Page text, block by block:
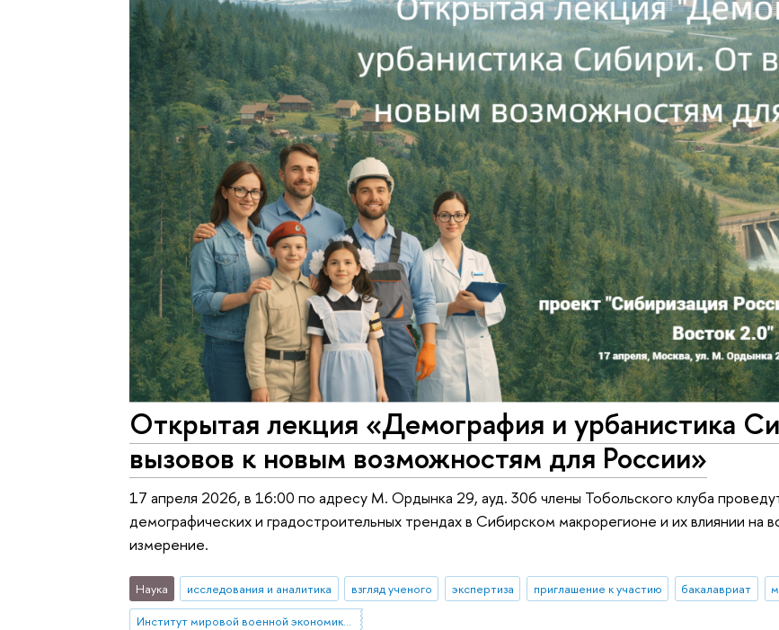
Открытая лекция «Демография и урбанистика
вызовов к новым возможностям для России»
17 апреля 2026, в 16:00 по адресу М. Ордынка 29, ауд. 306 члены Тобольского клуба
демографических и градостроительных трендах в Сибирском макрорегионе и их влиянии на
измерение.
Наука исследования и аналитика взгляд ученого экспертиза приглашение к участию бакалавриат
Институт мировой военной экономики и стратегии